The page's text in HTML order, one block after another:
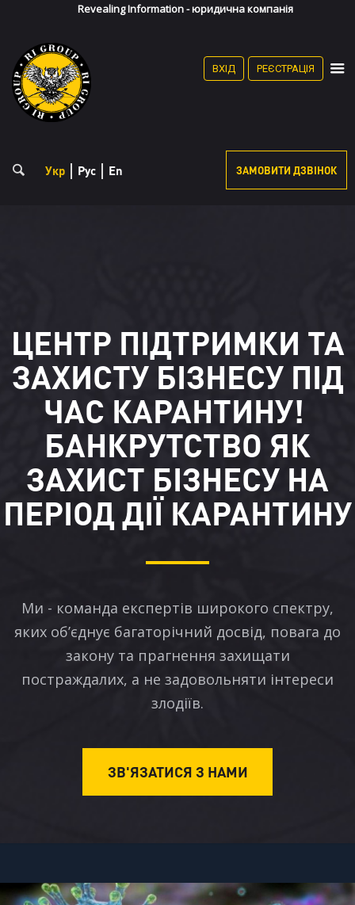
Revealing Information - юридична компанія
Особистий кабінет
РеєстраціяВХІД РЕЄСТРАЦІЯ
Укр Рус En ЗАМОВИТИ ДЗВІНОК
ЦЕНТР ПІДТРИМКИ ТА
ЗАХИСТУ БІЗНЕСУ ПІД
ЧАС КАРАНТИНУ!
БАНКРУТСТВО ЯК
ЗАХИСТ БІЗНЕСУ НА
ПЕРІОД ДІЇ КАРАНТИНУ
Ми - команда експертів широкого спектру,
яких об’єднує багаторічний досвід, повага до
закону та прагнення захищати
постраждалих, а не задовольняти інтереси
злодіїв.
ЗВ'ЯЗАТИСЯ З НАМИ